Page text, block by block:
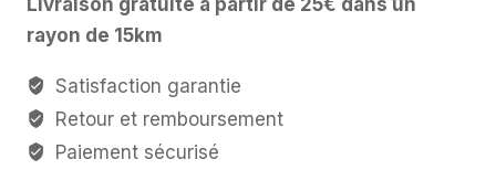
Blanche
'Positive
Vibes'
30g
10cm
Livraison gratuite à partir de 25€ dans un
rayon de 15km
Satisfaction garantie
Retour et remboursement
Paiement sécurisé